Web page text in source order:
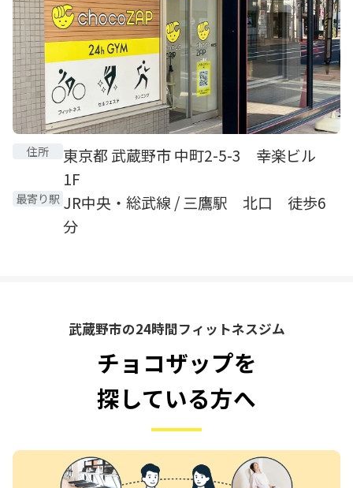
住所
東京都 武蔵野市 中町2-5-3 幸楽ビル
1F
最寄り駅 JR中央・総武線 / 三鷹駅 北口 徒歩6
分
武蔵野市の24時間フィットネスジム
チョコザップを
探している方へ